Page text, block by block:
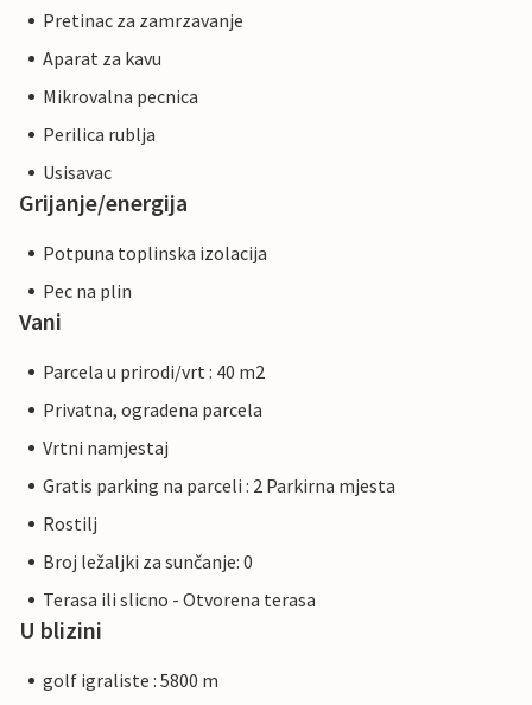
Pretinac za zamrzavanje
Aparat za kavu
Mikrovalna pecnica
Perilica rublja
Usisavac
Grijanje/energija
Potpuna toplinska izolacija
Pec na plin
Vani
Parcela u prirodi/vrt : 40 m2
Privatna, ogradena parcela
Vrtni namjestaj
Gratis parking na parceli : 2 Parkirna mjesta
Rostilj
Broj ležaljki za sunčanje: 0
Terasa ili slicno - Otvorena terasa
U blizini
golf igraliste : 5800 m